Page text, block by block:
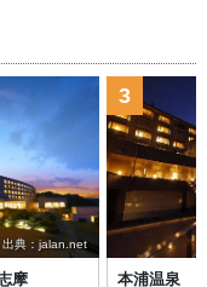
出典：jalan.net
摩
3
本浦温泉